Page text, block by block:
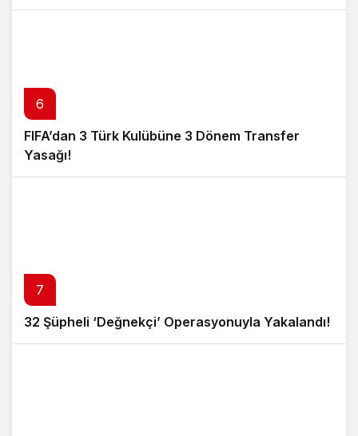
6
FIFA’dan 3 Türk Kulübüne 3 Dönem Transfer
Yasağı!
7
32 Şüpheli ‘Değnekçi’ Operasyonuyla Yakalandı!